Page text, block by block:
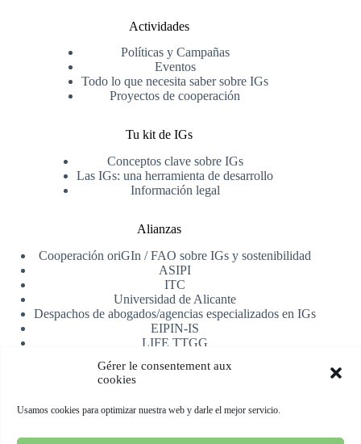
Gérer le consentement aux
cookies
Usamos cookies para optimizar nuestra web y darle el mejor servicio.
Actividades
Políticas y Campañas
Eventos
Todo lo que necesita saber sobre IGs
Proyectos de cooperación
Tu kit de IGs
Conceptos clave sobre IGs
Las IGs: una herramienta de desarrollo
Información legal
Alianzas
Cooperación oriGIn / FAO sobre IGs y sostenibilidad
ASIPI
ITC
Universidad de Alicante
Despachos de abogados/agencias especializados en IGs
EIPIN-IS
LIFE TTGG